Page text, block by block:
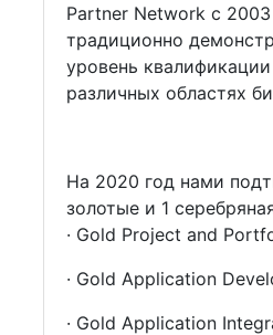
Partner Network c 2003
традиционно
уровень
различных областях
На 2020 год нами
золотые и 1
· Gold Project and
· Gold Application
· Gold Application